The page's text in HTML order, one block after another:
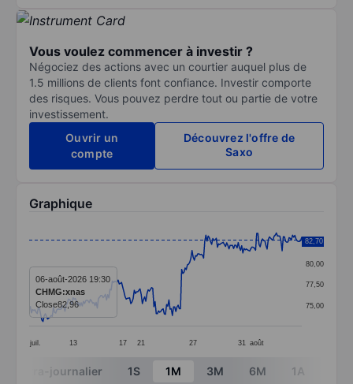
Vous voulez commencer à investir ?
Négociez des actions avec un courtier auquel plus de
1.5 millions de clients font confiance. Investir comporte
des risques. Vous pouvez perdre tout ou partie de votre
investissement.
Ouvrir un
compte
Découvrez l'offre de
Saxo
Graphique
Line chart with 237 data points.
The chart has 1 X axis displaying categories.
The chart has 1 Y axis displaying values. Data
juil. 13 17 21 27 31 août
75,00
77,50
80,00
82,50
82,70
06-août-2026 19:30
CHMG:xnas
Close82,96
End of interactive chart.
Intra-journalier 1S 1M 3M 6M 1A